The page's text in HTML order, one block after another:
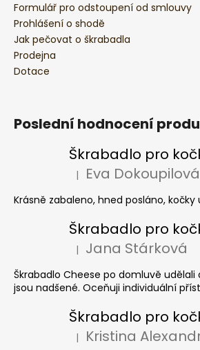
Formulář pro odstoupení od smlouvy
Prohlášení o shodě
Jak pečovat o škrabadla
Prodejna
Dotace
Poslední hodnocení
Hodnocení produktu je 5 z
| Eva Dokoupilová
Krásně zabaleno, hned posláno, kočky
Hodnocení produktu je 5 z
| Jana Stárková
Škrabadlo Cheese po domluvě
jsou nadšené. Oceňuji individuální
Hodnocení produktu je 5 z
| Kristina